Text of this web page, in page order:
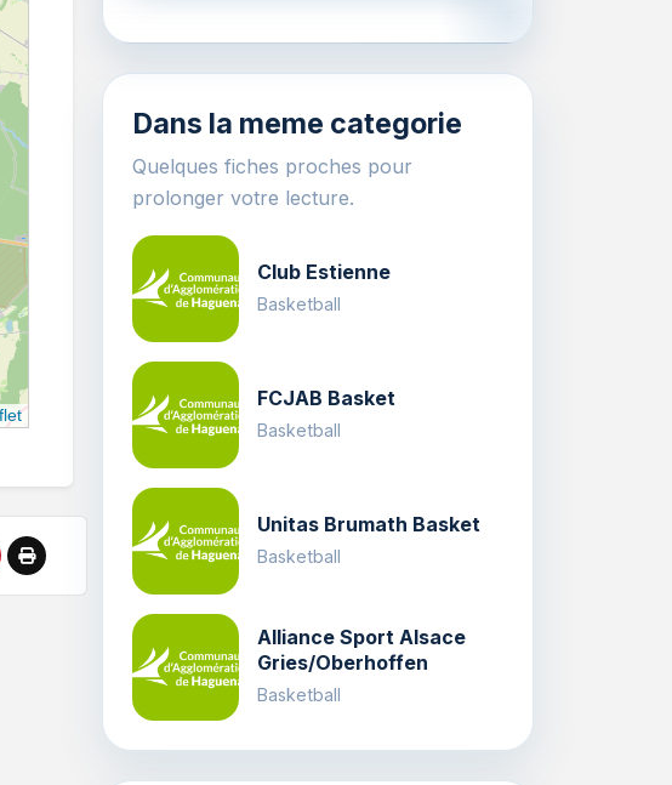
Dans la meme categorie
Quelques fiches proches pour
prolonger votre lecture.
Club Estienne
Basketball
FCJAB Basket
Basketball
Unitas Brumath Basket
Basketball
Alliance Sport Alsace
Gries/Oberhoffen
Basketball